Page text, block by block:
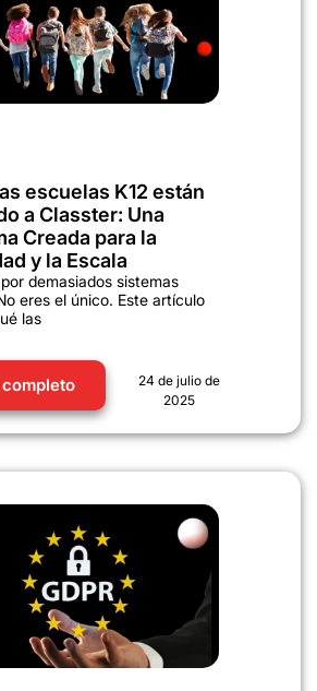
escuelas K12 están
a Classter: Una
Creada para la
y la Escala
demasiados sistemas
eres el único. Este artículo
las
24 de julio de
2025